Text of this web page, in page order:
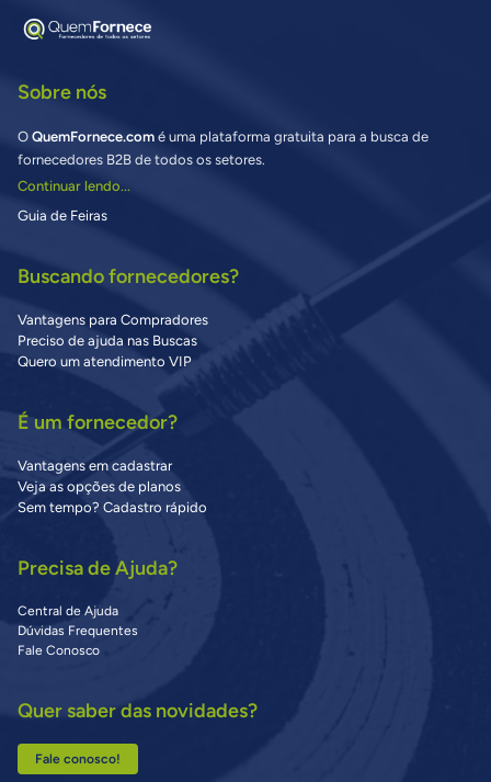
Sobre nós
O QuemFornece.com é uma plataforma gratuita para a busca de
fornecedores B2B de todos os setores.
Continuar lendo...
Guia de Feiras
Buscando fornecedores?
Vantagens para Compradores
Preciso de ajuda nas Buscas
Quero um atendimento VIP
É um fornecedor?
Vantagens em cadastrar
Veja as opções de planos
Sem tempo? Cadastro rápido
Precisa de Ajuda?
Central de Ajuda
Dúvidas Frequentes
Fale Conosco
Quer saber das novidades?
Fale conosco!